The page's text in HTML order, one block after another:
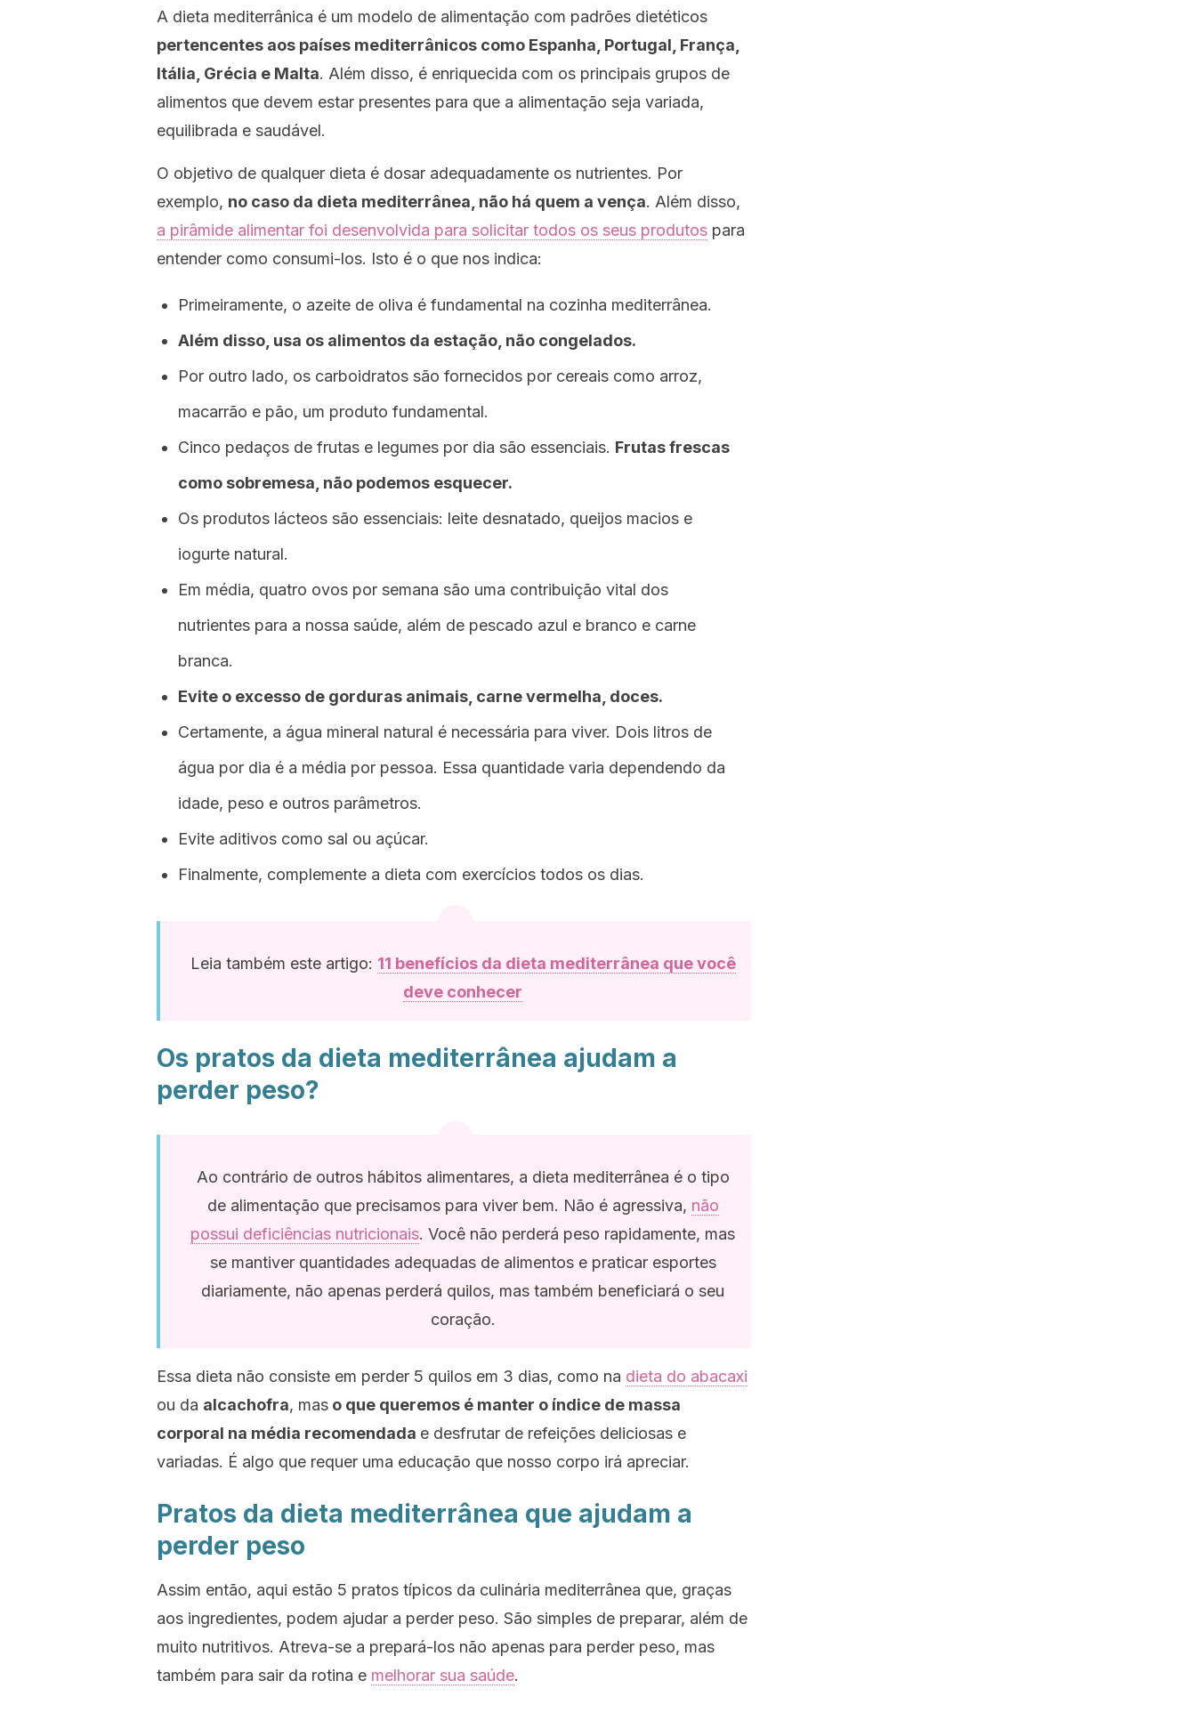
A dieta mediterrânica é um modelo de alimentação com padrões dietéticos
pertencentes aos países mediterrânicos como Espanha, Portugal, França,
Itália, Grécia e Malta. Além disso, é enriquecida com os principais grupos de
alimentos que devem estar presentes para que a alimentação seja variada,
equilibrada e saudável.
O objetivo de qualquer dieta é dosar adequadamente os nutrientes. Por
exemplo, no caso da dieta mediterrânea, não há quem a vença. Além disso,
a pirâmide alimentar foi desenvolvida para solicitar todos os seus produtos para
entender como consumi-los. Isto é o que nos indica:
Primeiramente, o azeite de oliva é fundamental na cozinha mediterrânea.
Além disso, usa os alimentos da estação, não congelados.
Por outro lado, os carboidratos são fornecidos por cereais como arroz,
macarrão e pão, um produto fundamental.
Cinco pedaços de frutas e legumes por dia são essenciais. Frutas frescas
como sobremesa, não podemos esquecer.
Os produtos lácteos são essenciais: leite desnatado, queijos macios e
iogurte natural.
Em média, quatro ovos por semana são uma contribuição vital dos
nutrientes para a nossa saúde, além de pescado azul e branco e carne
branca.
Evite o excesso de gorduras animais, carne vermelha, doces.
Certamente, a água mineral natural é necessária para viver. Dois litros de
água por dia é a média por pessoa. Essa quantidade varia dependendo da
idade, peso e outros parâmetros.
Evite aditivos como sal ou açúcar.
Finalmente, complemente a dieta com exercícios todos os dias.
Leia também este artigo: 11 benefícios da dieta mediterrânea que você
deve conhecer
Os pratos da dieta mediterrânea ajudam a
perder peso?
Ao contrário de outros hábitos alimentares, a dieta mediterrânea é o tipo
de alimentação que precisamos para viver bem. Não é agressiva, não
possui deficiências nutricionais. Você não perderá peso rapidamente, mas
se mantiver quantidades adequadas de alimentos e praticar esportes
diariamente, não apenas perderá quilos, mas também beneficiará o seu
coração.
Essa dieta não consiste em perder 5 quilos em 3 dias, como na dieta do abacaxi
ou da alcachofra, mas o que queremos é manter o índice de massa
corporal na média recomendada e desfrutar de refeições deliciosas e
variadas. É algo que requer uma educação que nosso corpo irá apreciar.
Pratos da dieta mediterrânea que ajudam a
perder peso
Assim então, aqui estão 5 pratos típicos da culinária mediterrânea que, graças
aos ingredientes, podem ajudar a perder peso. São simples de preparar, além de
muito nutritivos. Atreva-se a prepará-los não apenas para perder peso, mas
também para sair da rotina e melhorar sua saúde.